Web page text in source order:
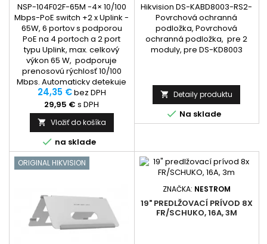
NSP-104F02F-65M -4× 10/100
Mbps-PoE switch +2 x Uplink -
65W, 6 portov s podporou
PoE na 4 portoch a 2 port
typu Uplink, max. celkový
výkon 65 W, podporuje
prenosovú rýchlosť 10/100
Mbps. Automaticky detekuje
a napája zariadenia
podporujúce PoE normu
802.3af / at (max.8,5W / port)
a to na portoch 1 až 4, port
č.5-6 slúži ako uplink a
nepodporuje PoE.
24,35 €bez DPH
29,95 € s DPH
 Vložiť do košíka
 na sklade
Hikvision DS-KABD8003-RS2-
Povrchová ochranná
podložka, Povrchová
ochranná podložka, pre 2
moduly, pre DS-KD8003
 Detaily produktu
 Na sklade
ORIGINAL HIKVISION
ZNAČKA: NESTROM
19" PREDLŽOVACÍ PRÍVOD 8X
FR/SCHUKO, 16A, 3M